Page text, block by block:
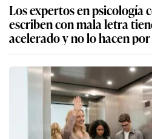
Los expertos en psicología
escriben con mala letra
acelerado y no lo hacen